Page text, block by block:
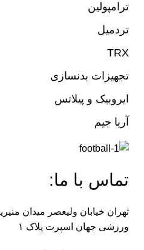
ترامپولین
تردمیل
TRX
تجهیزات بدنسازی
ایروبیک و پیلاتس
آریا جیم
تماس با ما:
تهران خیابان ولیعصر میدان
ورزشی جهان اسپرت پلاک ۱